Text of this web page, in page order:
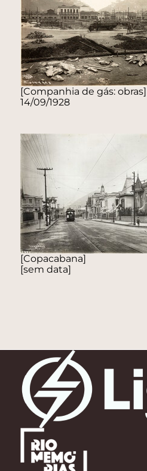
[Companhia de gás: obras]
14/09/1928
[Copacabana]
[sem data]